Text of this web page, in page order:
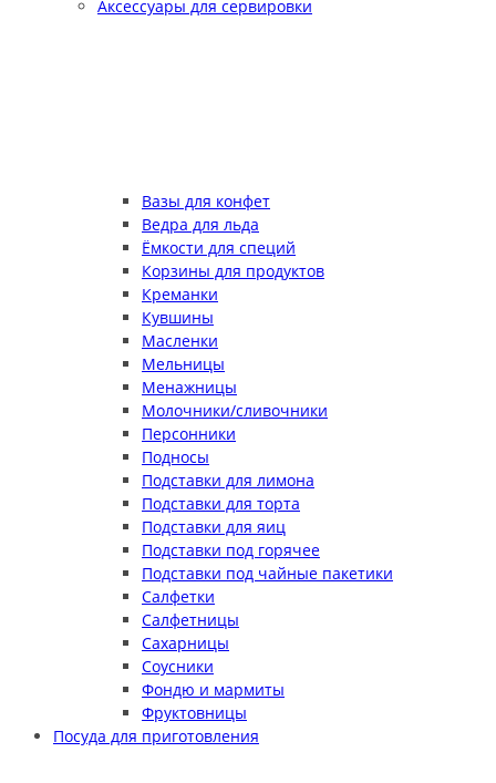
Аксессуары для сервировки
Вазы для конфет
Ведра для льда
Ёмкости для специй
Корзины для продуктов
Креманки
Кувшины
Масленки
Мельницы
Менажницы
Молочники/сливочники
Персонники
Подносы
Подставки для лимона
Подставки для торта
Подставки для яиц
Подставки под горячее
Подставки под чайные пакетики
Салфетки
Салфетницы
Сахарницы
Соусники
Фондю и мармиты
Фруктовницы
Посуда для приготовления